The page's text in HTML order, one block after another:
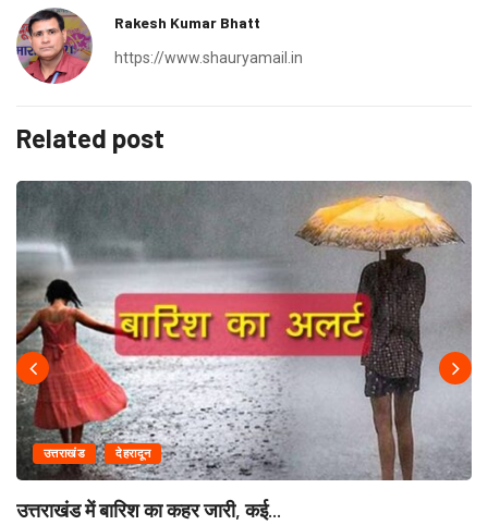
Rakesh Kumar Bhatt
https://www.shauryamail.in
Related post
उत्तराखंड देहरादून
उत्तराखंड में बारिश का कहर जारी, कई...